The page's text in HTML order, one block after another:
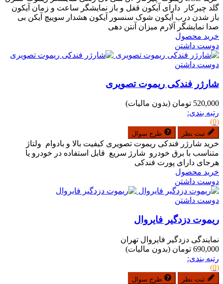
گلد چیرکار دارای آیکون قفل و باز نمایشگر ساعت و زمان آیکون
باز شدن درب آیکون شوک سنسور آیکون هشدار سوییچ آیکن بی
صدا نمایشگر آلارم میزان آنتن دهی
خرید محصول
دوست داشتن
دوست داشتن
شارژر فندکی ریموت تصویری
520,000 تومان
(بدون مالیات)
رتبه بندی:
(0)
ثبت نظر طرح سوال
خرید شارژر فندکی ریموت تصویری کیفیت بالا و بادوام ولتاژ
متناسب با برق خودرو شارژ سریع قابل استفاده در خودرو یا
هرجای دارای پورت فندکی
خرید محصول
دوست داشتن
دوست داشتن
ریموت دزدگیر فایروال
نمایندگی دزدگیر فایروال تهران
690,000 تومان
(بدون مالیات)
رتبه بندی:
(0)
ثبت نظر طرح سوال